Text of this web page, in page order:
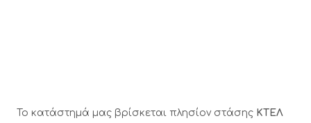
Το κατάστημά μας βρίσκεται πλησίον στάσης ΚΤΕΛ